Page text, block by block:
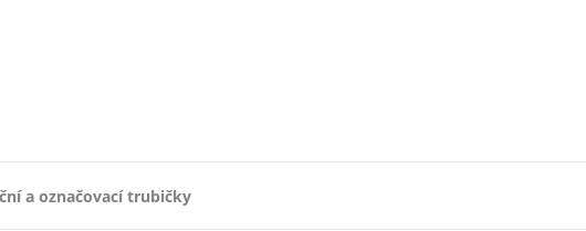
a označovací trubičky